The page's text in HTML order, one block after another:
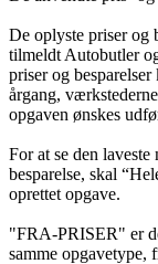
De oplyste priser og
tilmeldt Autobutler
priser og
årgang,
opgaven ønskes
For at se den
besparelse, skal
oprettet opgave.
"FRA-PRISER" er
samme opgavetype,